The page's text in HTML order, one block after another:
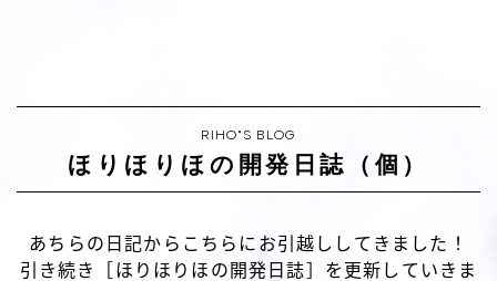
RIHO"S BLOG
ほりほりほの開発日誌（個）
あちらの日記からこちらにお引越ししてきました！
引き続き［ほりほりほの開発日誌］を更新していきま